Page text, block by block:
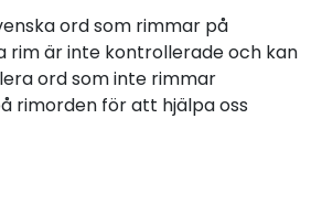
ord som rimmar på
rim är inte kontrollerade och kan
ord som inte rimmar
rimorden för att hjälpa oss